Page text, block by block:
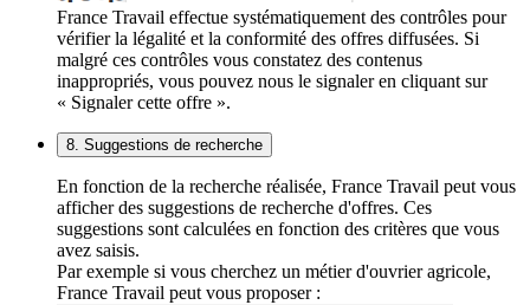
France Travail effectue systématiquement des contrôles pour
vérifier la légalité et la conformité des offres diffusées. Si
malgré ces contrôles vous constatez des contenus
inappropriés, vous pouvez nous le signaler en cliquant sur
« Signaler cette offre ».
8. Suggestions de recherche
En fonction de la recherche réalisée, France Travail peut vous
afficher des suggestions de recherche d'offres. Ces
suggestions sont calculées en fonction des critères que vous
avez saisis.
Par exemple si vous cherchez un métier d'ouvrier agricole,
France Travail peut vous proposer :